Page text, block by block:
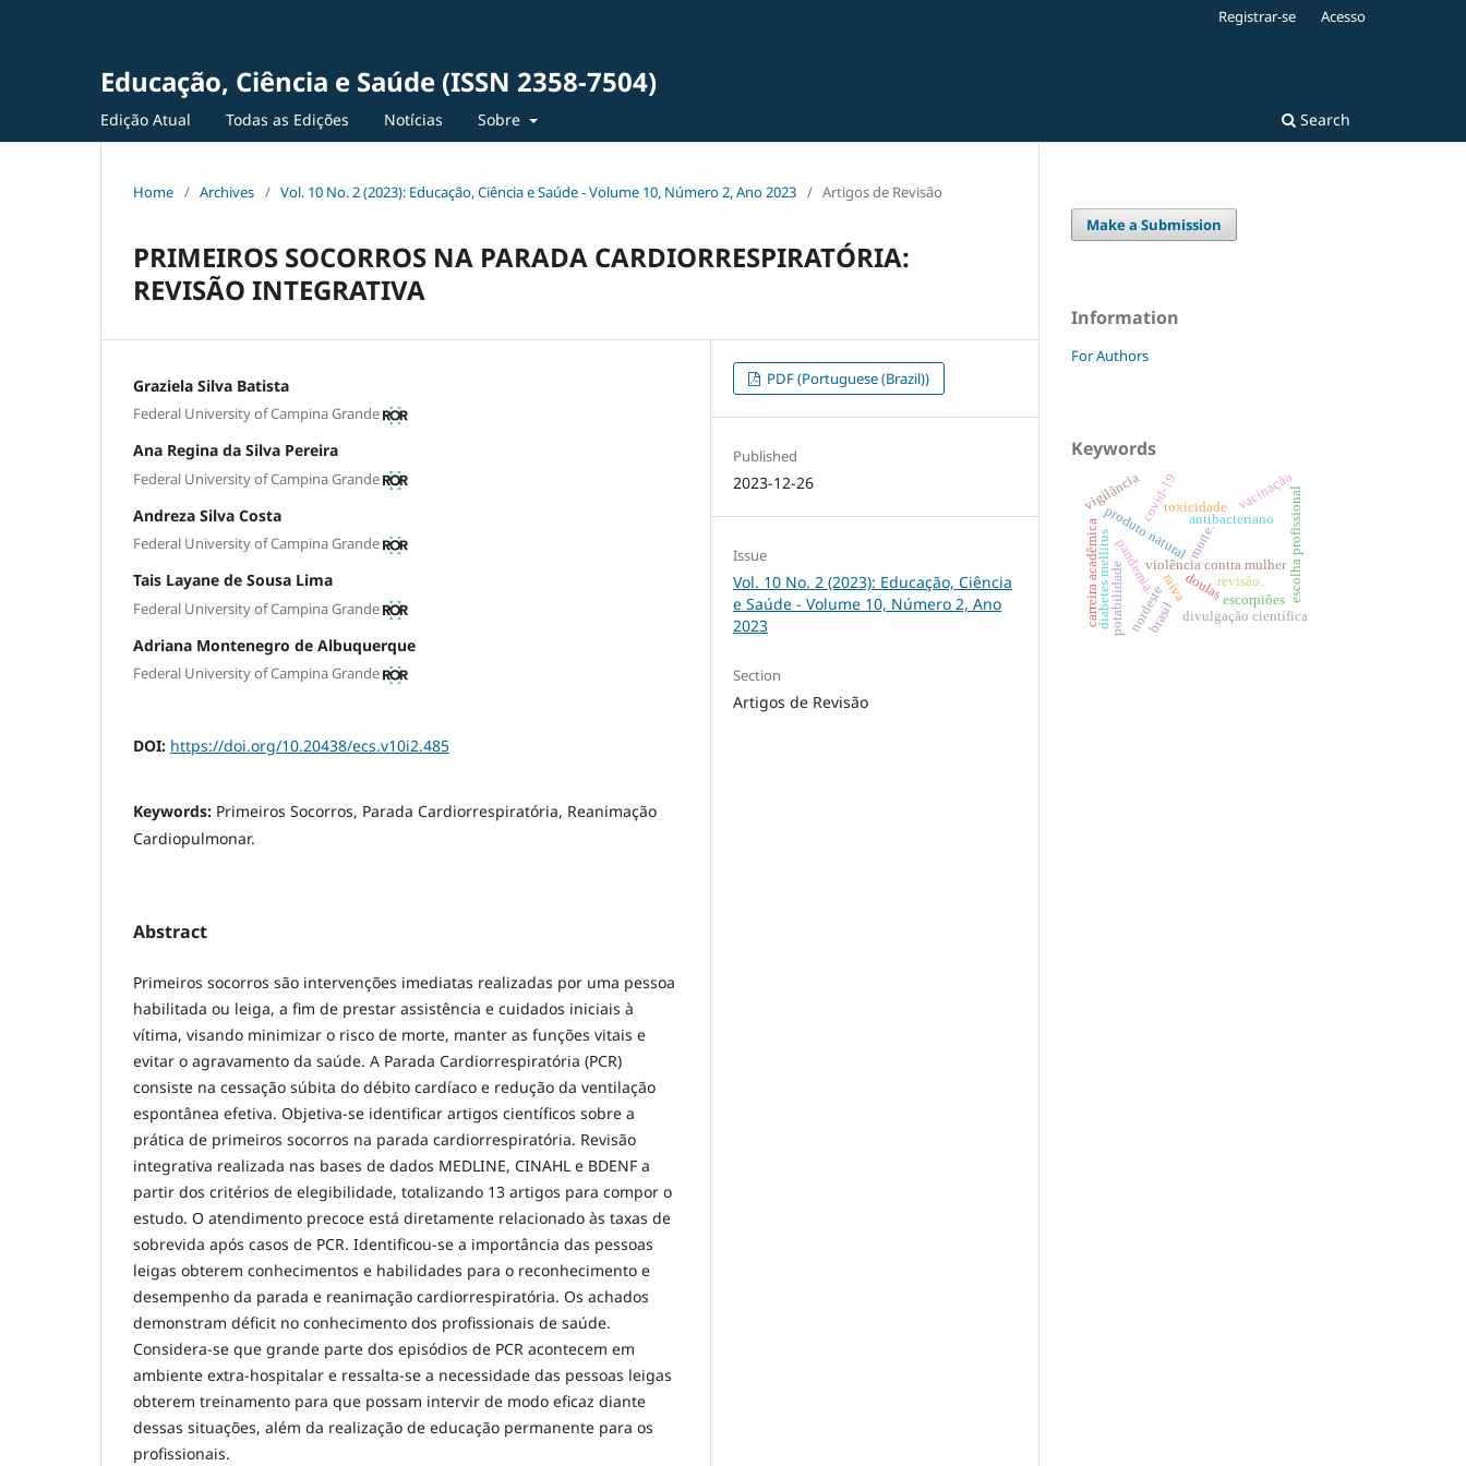
Educação, Ciência e Saúde (ISSN 2358-7504)
Edição Atual Todas as Edições Notícias Sobre Search
Registrar-se Acesso
Home / Archives / Vol. 10 No. 2 (2023): Educação, Ciência e Saúde - Volume 10, Número 2, Ano 2023 / Artigos de Revisão
PRIMEIROS SOCORROS NA PARADA CARDIORRESPIRATÓRIA:
REVISÃO INTEGRATIVA
Graziela Silva Batista
Federal University of Campina Grande
Ana Regina da Silva Pereira
Federal University of Campina Grande
Andreza Silva Costa
Federal University of Campina Grande
Tais Layane de Sousa Lima
Federal University of Campina Grande
Adriana Montenegro de Albuquerque
Federal University of Campina Grande
DOI: https://doi.org/10.20438/ecs.v10i2.485
Keywords: Primeiros Socorros, Parada Cardiorrespiratória, Reanimação
Cardiopulmonar.
Abstract
Primeiros socorros são intervenções imediatas realizadas por uma pessoa
habilitada ou leiga, a fim de prestar assistência e cuidados iniciais à
vítima, visando minimizar o risco de morte, manter as funções vitais e
evitar o agravamento da saúde. A Parada Cardiorrespiratória (PCR)
consiste na cessação súbita do débito cardíaco e redução da ventilação
espontânea efetiva. Objetiva-se identificar artigos científicos sobre a
prática de primeiros socorros na parada cardiorrespiratória. Revisão
integrativa realizada nas bases de dados MEDLINE, CINAHL e BDENF a
partir dos critérios de elegibilidade, totalizando 13 artigos para compor o
estudo. O atendimento precoce está diretamente relacionado às taxas de
sobrevida após casos de PCR. Identificou-se a importância das pessoas
leigas obterem conhecimentos e habilidades para o reconhecimento e
desempenho da parada e reanimação cardiorrespiratória. Os achados
demonstram déficit no conhecimento dos profissionais de saúde.
Considera-se que grande parte dos episódios de PCR acontecem em
ambiente extra-hospitalar e ressalta-se a necessidade das pessoas leigas
obterem treinamento para que possam intervir de modo eficaz diante
dessas situações, além da realização de educação permanente para os
profissionais.
PDF (Portuguese (Brazil))
Published
2023-12-26
Issue
Vol. 10 No. 2 (2023): Educação, Ciência
e Saúde - Volume 10, Número 2, Ano
2023
Section
Artigos de Revisão
Make a Submission
Information
For Authors
Keywords
produto naturalantibacteriano
toxicidade
violência contra mulher
covid-19
pandemia.
potabilidade
vigilância
doulas
morte. escolha profissional
divulgação científica
carreira acadêmicadiabetes mellitus revisão.
raiva
vacinação
nordeste escorpiões
brasil